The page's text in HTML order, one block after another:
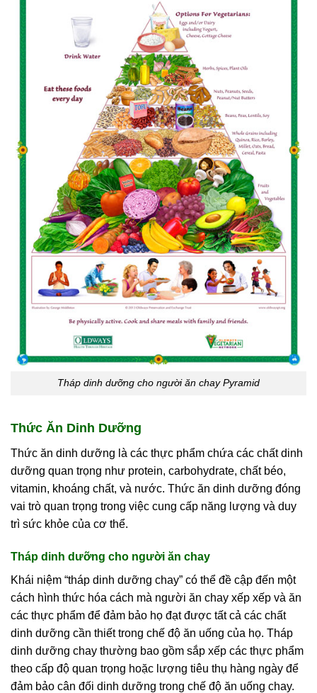
Tháp dinh dưỡng cho người ăn chay Pyramid
Thức Ăn Dinh Dưỡng
Thức ăn dinh dưỡng là các thực phẩm chứa các chất dinh
dưỡng quan trọng như protein, carbohydrate, chất béo,
vitamin, khoáng chất, và nước. Thức ăn dinh dưỡng đóng
vai trò quan trọng trong việc cung cấp năng lượng và duy
trì sức khỏe của cơ thể.
Tháp dinh dưỡng cho người ăn chay
Khái niệm “tháp dinh dưỡng chay” có thể đề cập đến một
cách hình thức hóa cách mà người ăn chay xếp xếp và ăn
các thực phẩm để đảm bảo họ đạt được tất cả các chất
dinh dưỡng cần thiết trong chế độ ăn uống của họ. Tháp
dinh dưỡng chay thường bao gồm sắp xếp các thực phẩm
theo cấp độ quan trọng hoặc lượng tiêu thụ hàng ngày để
đảm bảo cân đối dinh dưỡng trong chế độ ăn uống chay.